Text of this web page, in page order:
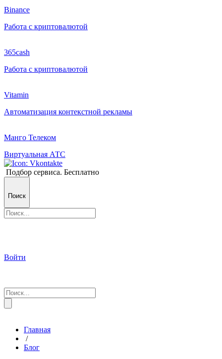
Binance
Работа с криптовалютой
365cash
Работа с криптовалютой
Vitamin
Автоматизация контекстной рекламы
Манго Телеком
Виртуальная АТС
Подбор сервиса. Бесплатно
Поиск
Войти
Главная
/
Блог